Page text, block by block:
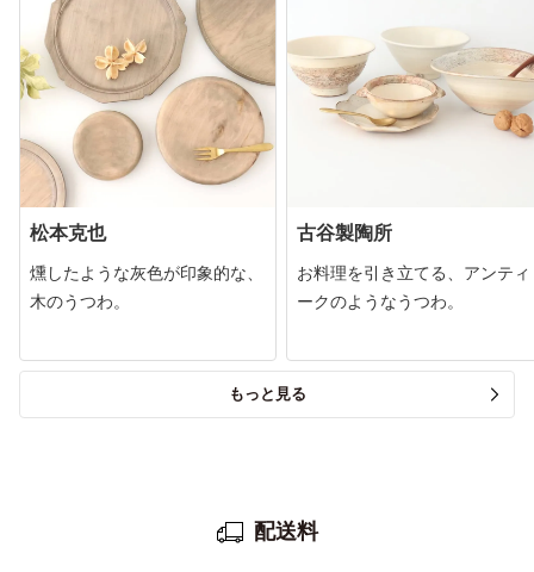
松本克也
燻したような灰色が印象的な、
木のうつわ。
古谷製陶所
お料理を引き立てる、アンティ
ークのようなうつわ。
もっと見る
配送料